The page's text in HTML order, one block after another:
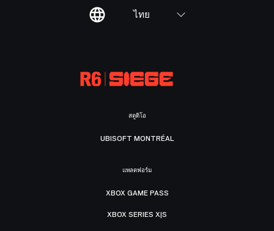
ไทย
สตูดิโอ
UBISOFT MONTRÉAL
แพลตฟอร์ม
XBOX GAME PASS
XBOX SERIES X|S